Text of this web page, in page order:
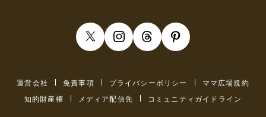
運営会社 免責事項 プライバシーポリシー
ママ広場規約
知的財産権
メディア配信先 コミュニティガイドライン